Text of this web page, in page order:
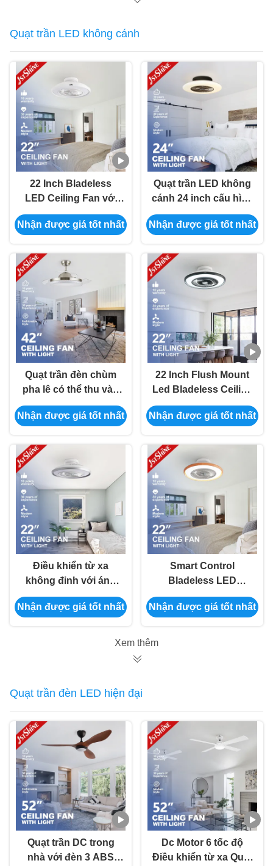
Quạt trần LED không cánh
22 Inch Bladeless
LED Ceiling Fan với
DC Motor và Đèn LED
có thể tắt cho phòng
Nhận được giá tốt nhất
Quạt trần LED không
cánh 24 inch cấu hình
thấp cho phòng ngủ
trẻ em
Nhận được giá tốt nhất
Quạt trần đèn chùm
pha lê có thể thu vào
42 inch Sử dụng
trong nhà
Nhận được giá tốt nhất
22 Inch Flush Mount
Led Bladeless Ceiling
Fan Low Profile
Dimming Light
Nhận được giá tốt nhất
Điều khiển từ xa
không đinh với ánh
sáng có thể tắt
Nhận được giá tốt nhất
Smart Control
Bladeless LED
Ceiling Fan Phong
cách hiện đại DC
Nhận được giá tốt nhất
Xem thêm
Quạt trần đèn LED hiện đại
Quạt trần DC trong
nhà với đèn 3 ABS
Dc Motor 6 tốc độ
Điều khiển từ xa Quạt